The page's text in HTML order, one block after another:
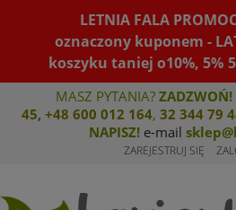
LETNIA FALA
oznaczony kuponem -
koszyku taniej o10%, 5%
MASZ PYTANIA? ZADZWOŃ!
45, +48 600 012 164, 32 344 79 4
NAPISZ! e-mail
ZAREJESTRUJ SIĘ